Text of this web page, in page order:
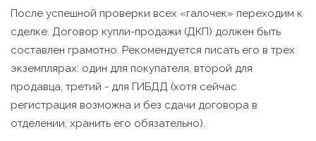
После успешной проверки всех «галочек» переходим к
сделке. Договор купли-продажи (ДКП) должен быть
составлен грамотно. Рекомендуется писать его в трех
экземплярах: один для покупателя, второй для
продавца, третий - для ГИБДД (хотя сейчас
регистрация возможна и без сдачи договора в
отделении, хранить его обязательно).